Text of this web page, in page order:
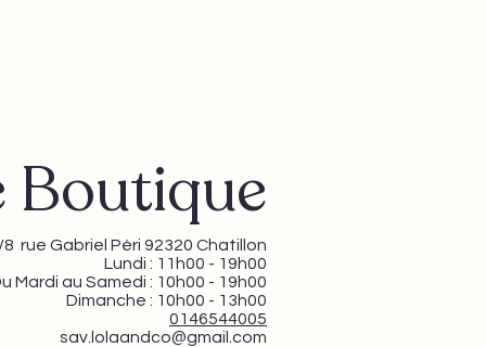
Boutique
rue Gabriel Péri 92320 Chatillon
Lundi : 11h00 - 19h00
Mardi au Samedi : 10h00 - 19h00
Dimanche : 10h00 - 13h00
0146544005
sav.lolaandco@gmail.com